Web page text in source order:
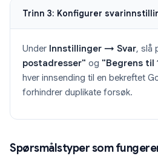
Trinn 3: Konfigurer
Under Innstillinger → Svar, slå
postadresser" og "Begrens til
hver innsending til en bekreftet
forhindrer duplikate forsøk.
Spørsmålstyper som